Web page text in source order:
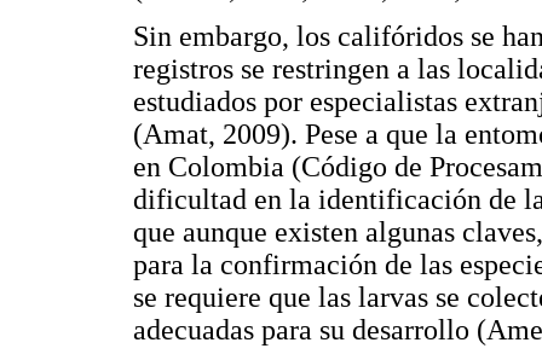
Sin embargo, los califóridos se
registros se restringen a las
estudiados por especialistas
(Amat, 2009). Pese a que la
en Colombia (Código de
dificultad en la identificación de
que aunque existen algunas
para la confirmación de las
se requiere que las larvas se
adecuadas para su desarrollo